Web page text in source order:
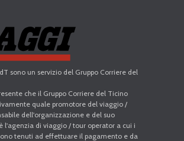
sono un servizio del Gruppo Corriere del
che il Gruppo Corriere del Ticino
quale promotore del viaggio /
dell'organizzazione e del suo
l'agenzia di viaggio / tour operator a cui i
tenuti ad effettuare il pagamento e da